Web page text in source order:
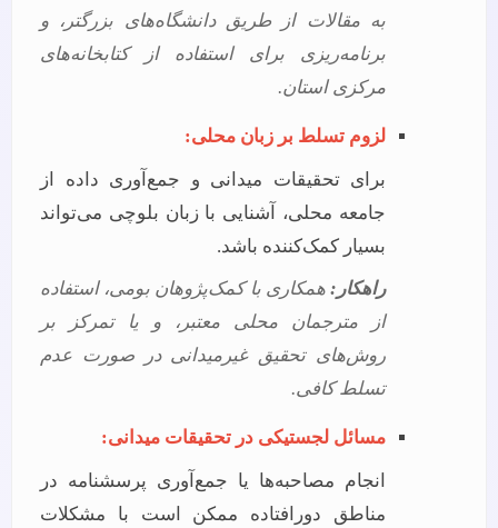
به مقالات از طریق دانشگاه‌های بزرگتر، و
برنامه‌ریزی برای استفاده از کتابخانه‌های
مرکزی استان.
لزوم تسلط بر زبان محلی:
برای تحقیقات میدانی و جمع‌آوری داده از
جامعه محلی، آشنایی با زبان بلوچی می‌تواند
بسیار کمک‌کننده باشد.
راهکار: همکاری با کمک‌پژوهان بومی، استفاده
از مترجمان محلی معتبر، و یا تمرکز بر
روش‌های تحقیق غیرمیدانی در صورت عدم
تسلط کافی.
مسائل لجستیکی در تحقیقات میدانی:
انجام مصاحبه‌ها یا جمع‌آوری پرسشنامه در
مناطق دورافتاده ممکن است با مشکلات